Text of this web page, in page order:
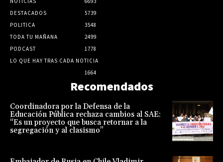
DESTACADOS
5739
POLITICA
3548
TODA TU MAÑANA
2499
PODCAST
1778
LO QUE HAY TRAS CADA NOTICIA
1664
Recomendados
Coordinadora por la Defensa de la
Educación Pública rechaza cambios al SAE:
“Es un proyecto que busca retornar a la
segregación y al clasismo”